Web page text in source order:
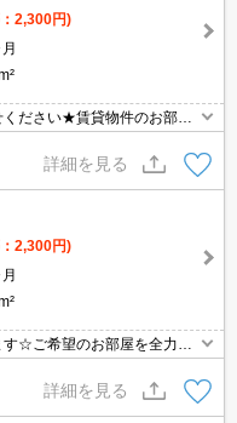
2,300円)
ださい★賃貸物件のお部屋
詳細を見る
2,300円)
☆ご希望のお部屋を全力で
詳細を見る